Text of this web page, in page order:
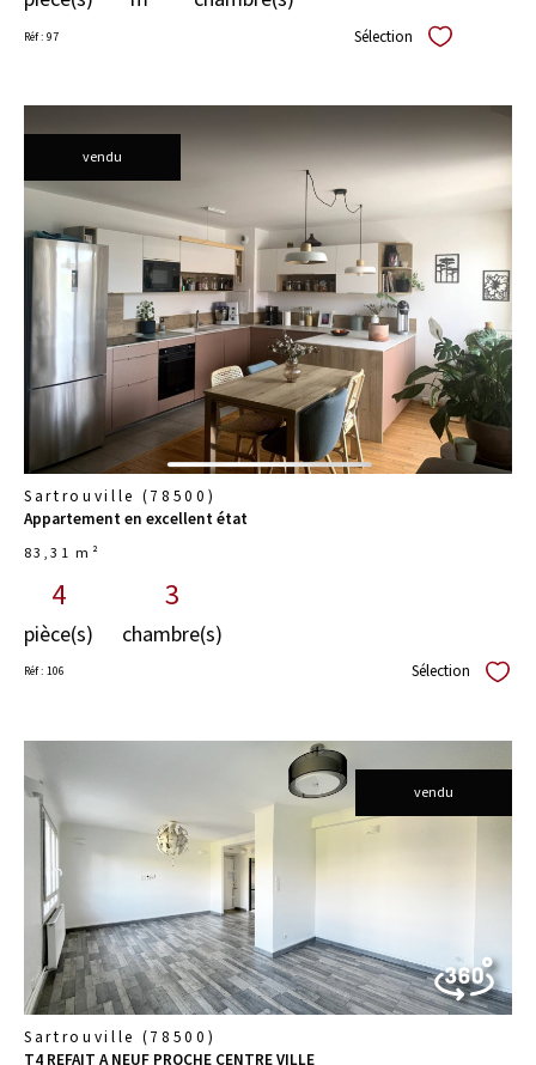
Réf : 97 Sélection Sélectionner
vendu
voir le
bien
Sartrouville (78500)
Appartement en excellent état
83,31 m²
4
pièce(s)
3
chambre(s)
Réf : 106 Sélection
vendu
voir le
bien
Sartrouville (78500)
T4 REFAIT A NEUF PROCHE CENTRE VILLE